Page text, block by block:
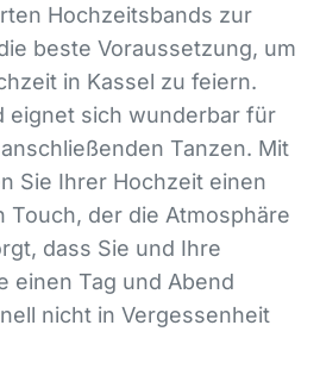
Hochzeitsbands zur
beste Voraussetzung, um
in Kassel zu feiern.
eignet sich wunderbar für
Tanzen. Mit
Sie Ihrer Hochzeit einen
Touch, der die Atmosphäre
dass Sie und Ihre
einen Tag und Abend
nicht in Vergessenheit